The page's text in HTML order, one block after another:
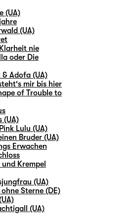
(UA)
(UA)
nie
oder Die
& Adofa (UA)
mir bis hier
of Trouble to
(UA)
Lulu (UA)
Bruder (UA)
Erwachen
und Krempel
(UA)
Sterne (DE)
(UA)